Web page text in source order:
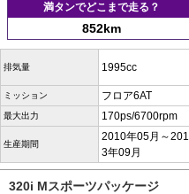
満タンでどこまで走る？
852km
排気量 1995cc
ミッション フロア6AT
最大出力 170ps/6700rpm
生産期間
2010年05月～201
3年09月
320i Mスポーツパッケージ